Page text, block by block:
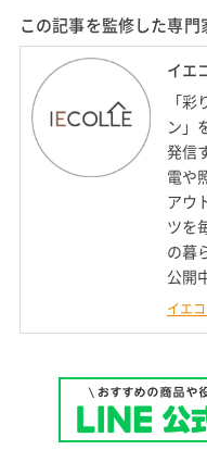
この記事を監修した専門
イエ
「
ン」
発信
電や
アウ
ツを
の暮
公開
イエ